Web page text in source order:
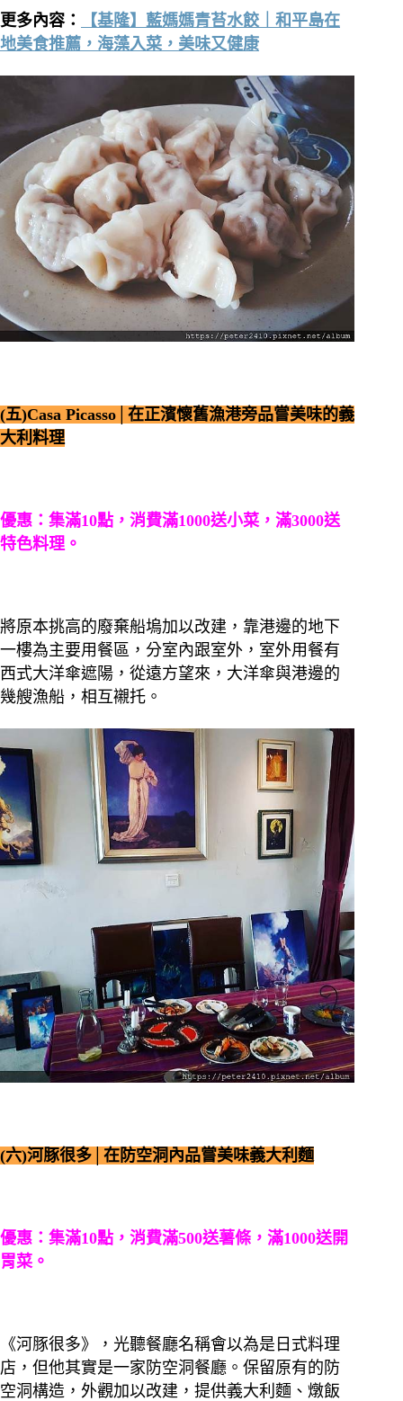
更多內容：
【基隆】藍媽媽青苔水餃｜和平島在
地美食推薦，海藻入菜，美味又健康
(五)Casa Picasso│在正濱懷舊漁港旁品嘗美味的義
大利料理
優惠：集滿10點，消費滿1000送小菜，滿3000送
特色料理。
將原本挑高的廢棄船塢加以改建，靠港邊的地下
一樓為主要用餐區，分室內跟室外，室外用餐有
西式大洋傘遮陽，從遠方望來，大洋傘與港邊的
幾艘漁船，相互襯托。
(六)河豚很多│在防空洞內品嘗美味義大利麵
優惠：集滿10點，消費滿500送薯條，滿1000送開
胃菜。
《河豚很多》，光聽餐廳名稱會以為是日式料理
店，但他其實是一家防空洞餐廳。 保留原有的防
空洞構造，外觀加以改建，提供義大利麵、燉飯